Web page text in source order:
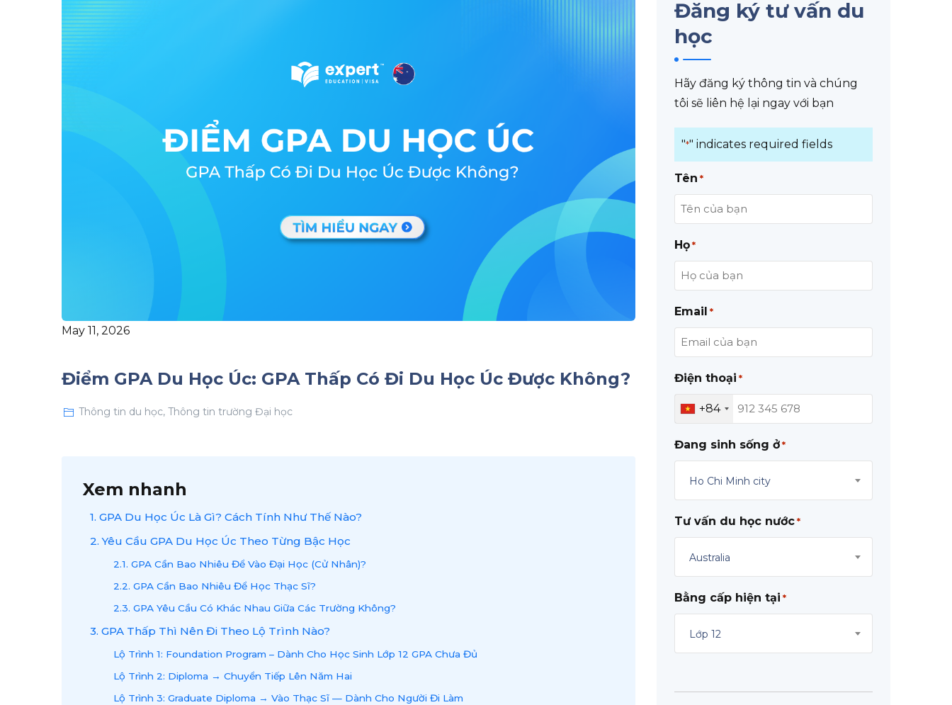
May 11, 2026
Điểm GPA Du Học Úc: GPA Thấp Có Đi Du Học Úc Được Không?
Thông tin du học, Thông tin trường Đại học
Xem nhanh
1. GPA Du Học Úc Là Gì? Cách Tính Như Thế Nào?
2. Yêu Cầu GPA Du Học Úc Theo Từng Bậc Học
2.1. GPA Cần Bao Nhiêu Để Vào Đại Học (Cử Nhân)?
2.2. GPA Cần Bao Nhiêu Để Học Thạc Sĩ?
2.3. GPA Yêu Cầu Có Khác Nhau Giữa Các Trường Không?
3. GPA Thấp Thì Nên Đi Theo Lộ Trình Nào?
Lộ Trình 1: Foundation Program – Dành Cho Học Sinh Lớp 12 GPA Chưa Đủ
Lộ Trình 2: Diploma → Chuyển Tiếp Lên Năm Hai
Lộ Trình 3: Graduate Diploma → Vào Thạc Sĩ — Dành Cho Người Đi Làm
Đăng ký tư vấn du
học
Hãy đăng ký thông tin và chúng
tôi sẽ liên hệ lại ngay với bạn
"*" indicates required fields
Tên *
Họ *
Email *
Điện thoại *
+84
Đang sinh sống ở *
Ho Chi Minh city
Tư vấn du học nước *
Australia
Bằng cấp hiện tại *
Lớp 12